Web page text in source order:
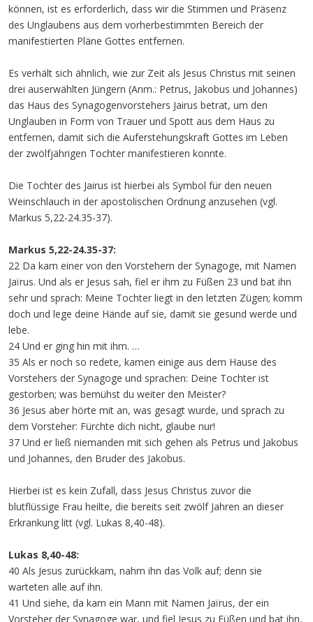
können, ist es erforderlich, dass wir die Stimmen und Präsenz
des Unglaubens aus dem vorherbestimmten Bereich der
manifestierten Pläne Gottes entfernen.
Es verhält sich ähnlich, wie zur Zeit als Jesus Christus mit seinen
drei auserwählten Jüngern (Anm.: Petrus, Jakobus und Johannes)
das Haus des Synagogenvorstehers Jairus betrat, um den
Unglauben in Form von Trauer und Spott aus dem Haus zu
entfernen, damit sich die Auferstehungskraft Gottes im Leben
der zwölfjährigen Tochter manifestieren konnte.
Die Tochter des Jairus ist hierbei als Symbol für den neuen
Weinschlauch in der apostolischen Ordnung anzusehen (vgl.
Markus 5,22-24.35-37).
Markus 5,22-24.35-37:
22 Da kam einer von den Vorstehern der Synagoge, mit Namen
Jaïrus. Und als er Jesus sah, fiel er ihm zu Füßen 23 und bat ihn
sehr und sprach: Meine Tochter liegt in den letzten Zügen; komm
doch und lege deine Hände auf sie, damit sie gesund werde und
lebe.
24 Und er ging hin mit ihm. …
35 Als er noch so redete, kamen einige aus dem Hause des
Vorstehers der Synagoge und sprachen: Deine Tochter ist
gestorben; was bemühst du weiter den Meister?
36 Jesus aber hörte mit an, was gesagt wurde, und sprach zu
dem Vorsteher: Fürchte dich nicht, glaube nur!
37 Und er ließ niemanden mit sich gehen als Petrus und Jakobus
und Johannes, den Bruder des Jakobus.
Hierbei ist es kein Zufall, dass Jesus Christus zuvor die
blutflüssige Frau heilte, die bereits seit zwölf Jahren an dieser
Erkrankung litt (vgl. Lukas 8,40-48).
Lukas 8,40-48:
40 Als Jesus zurückkam, nahm ihn das Volk auf; denn sie
warteten alle auf ihn.
41 Und siehe, da kam ein Mann mit Namen Jaïrus, der ein
Vorsteher der Synagoge war, und fiel Jesus zu Füßen und bat ihn,